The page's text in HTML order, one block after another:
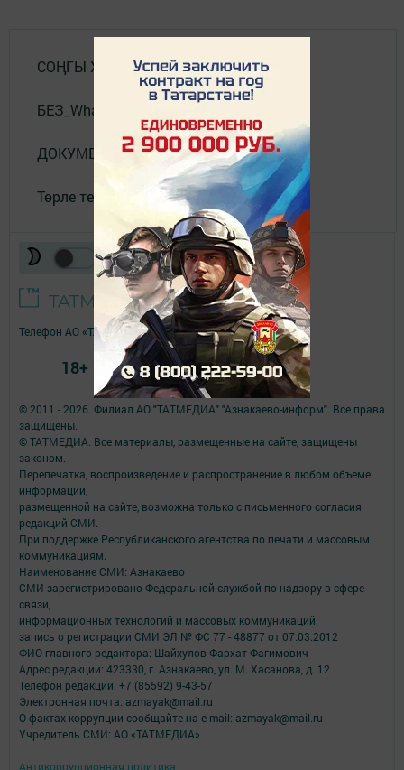
СОҢГЫ ХӘБӘРЛӘР
БЕЗ_WhatsApp_та
ДОКУМЕНТЛАР
Төрле темалар
© 2011 - 2026. Филиал АО "ТАТМЕДИА" "Азнакаево-информ". Все права
защищены.
© ТАТМЕДИА. Все материалы, размещенные на сайте, защищены
законом.
Перепечатка, воспроизведение и распространение в любом объеме
информации,
размещенной на сайте, возможна только с письменного согласия
редакций СМИ.
При поддержке Республиканского агентства по печати и массовым
коммуникациям.
Наименование СМИ: Азнакаево
СМИ зарегистрировано Федеральной службой по надзору в сфере
связи,
информационных технологий и массовых коммуникаций
запись о регистрации СМИ ЭЛ № ФС 77 - 48877 от 07.03.2012
ФИО главного редактора: Шайхулов Фархат Фагимович
Адрес редакции: 423330, г. Азнакаево, ул. М. Хасанова, д. 12
Телефон редакции: +7 (85592) 9-43-57
Электронная почта: azmayak@mail.ru
О фактах коррупции сообщайте на e-mail: azmayak@mail.ru
Учредитель СМИ: АО «ТАТМЕДИА»
Антикоррупционная политика
Телефон АО «ТАТМЕДИА»:(843) 222 09 84
18+